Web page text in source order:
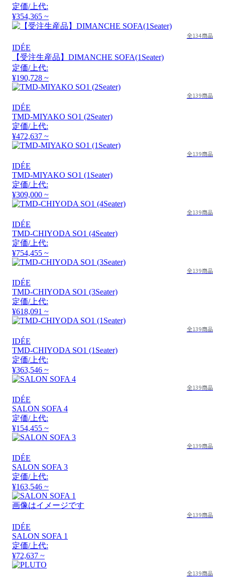
定価/上代:
¥354,365 ~
全134商品
IDÉE
【受注生産品】DIMANCHE SOFA(1Seater)
定価/上代:
¥190,728 ~
全139商品
IDÉE
TMD-MIYAKO SO1 (2Seater)
定価/上代:
¥472,637 ~
全139商品
IDÉE
TMD-MIYAKO SO1 (1Seater)
定価/上代:
¥309,000 ~
全139商品
IDÉE
TMD-CHIYODA SO1 (4Seater)
定価/上代:
¥754,455 ~
全139商品
IDÉE
TMD-CHIYODA SO1 (3Seater)
定価/上代:
¥618,091 ~
全139商品
IDÉE
TMD-CHIYODA SO1 (1Seater)
定価/上代:
¥363,546 ~
全139商品
IDÉE
SALON SOFA 4
定価/上代:
¥154,455 ~
全139商品
IDÉE
SALON SOFA 3
定価/上代:
¥163,546 ~
画像はイメージです
全139商品
IDÉE
SALON SOFA 1
定価/上代:
¥72,637 ~
全139商品